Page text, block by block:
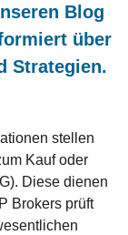
Blog
über
Strategien.
stellen
Kauf oder
Diese dienen
Brokers prüft